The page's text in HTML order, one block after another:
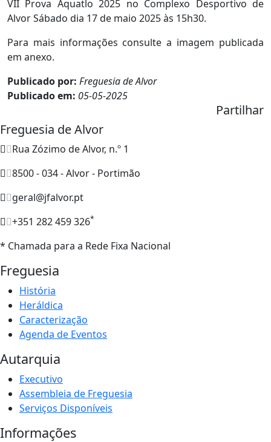
VII Prova Aquatlo 2025 no Complexo Desportivo de
Alvor Sábado dia 17 de maio 2025 às 15h30.
Para mais informações consulte a imagem publicada
em anexo.
Publicado por: Freguesia de Alvor
Publicado em: 05-05-2025
Partilhar
Freguesia de Alvor
Rua Zózimo de Alvor, n.º 1
8500 - 034 - Alvor - Portimão
geral@jfalvor.pt
+351 282 459 326*
* Chamada para a Rede Fixa Nacional
Freguesia
História
Heráldica
Caracterização
Agenda de Eventos
Autarquia
Executivo
Assembleia de Freguesia
Serviços Disponíveis
Informações